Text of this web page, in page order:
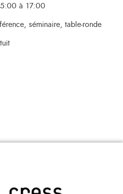
à 17:00
séminaire, table-ronde